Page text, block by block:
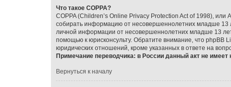
Что такое COPPA?
COPPA (Children’s Online Privacy Protection Act of 1998),
собирать информацию от несовершеннолетних младше 13
личной информации от несовершеннолетних младше 13
помощью к юрисконсульту. Обратите внимание, что
юридических отношений, кроме указанных в ответе на
Примечание переводчика: в России данный акт не
Вернуться к началу